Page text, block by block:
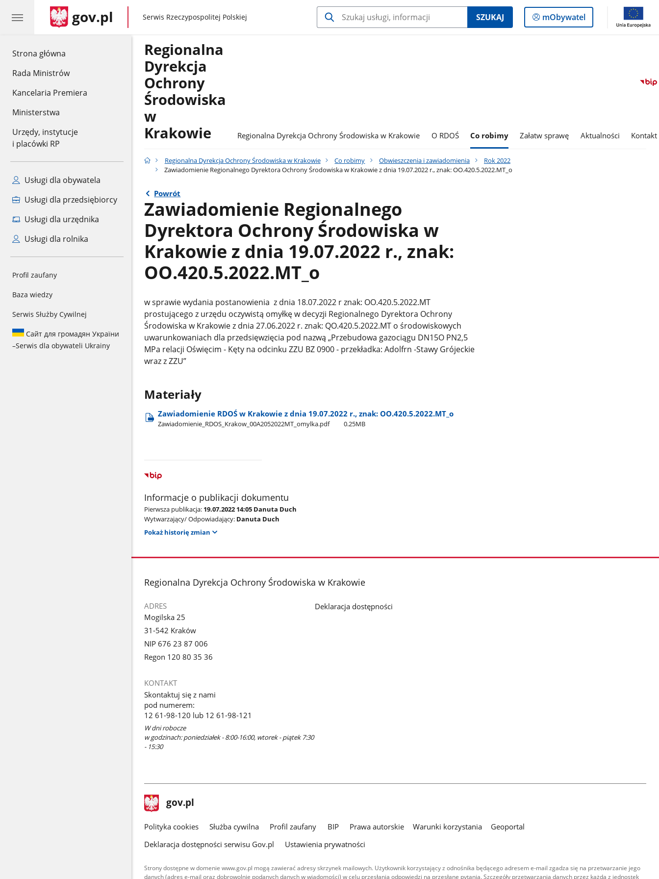
Strona główna
Rada Ministrów
Kancelaria Premiera
Ministerstwa
Urzędy, instytucje
i placówki RP
Usługi dla obywatela
Usługi dla przedsiębiorcy
Usługi dla urzędnika
Usługi dla rolnika
Profil zaufany
Baza wiedzy
Serwis Służby Cywilnej
Сайт для громадян України
–Serwis dla obywateli Ukrainy
gov.pl gov.pl
Serwis Rzeczypospolitej Polskiej SZUKAJ
Logowanie
do
mObywatel
Regionalna
Dyrekcja
Ochrony
Środowiska
w
Krakowie
Regionalna Dyrekcja Ochrony Środowiska w Krakowie O RDOŚ Co robimy Załatw sprawę Aktualności Kontakt
Regionalna Dyrekcja Ochrony Środowiska w Krakowie Co robimy Obwieszczenia i zawiadomienia
Rok 2022
Zawiadomienie Regionalnego Dyrektora Ochrony Środowiska w Krakowie z dnia 19.07.2022 r., znak: OO.420.5.2022.MT_o
Powrót
Zawiadomienie Regionalnego
Dyrektora Ochrony Środowiska w
Krakowie z dnia 19.07.2022 r., znak:
OO.420.5.2022.MT_o
w sprawie wydania postanowienia z dnia 18.07.2022 rznak: OO.420.5.2022.MT
prostującego z urzędu oczywistą omyłkę w decyzji Regionalnego Dyrektora Ochrony
Środowiska w Krakowie z dnia 27.06.2022 r. znak: QO.420.5.2022.MT o środowiskowych
uwarunkowaniach dla przedsięwzięcia pod nazwą „Przebudowa gazociągu DN15O PN2,5
MPa relacji Oświęcim - Kęty na odcinku ZZU BZ 0900 - przekładka: Adolfrn -Stawy Grójeckie
wraz z ZZU”
Materiały
Zawiadomienie RDOŚ w Krakowie z dnia 19.07.2022 r., znak: OO.420.5.2022.MT​_o
Zawiadomienie​_RDOS​_Krakow​_00A2052022MT​_omylka.pdf 0.25MB
Informacje o publikacji dokumentu
Pierwsza publikacja: 19.07.2022 14:05 Danuta Duch
Wytwarzający/ Odpowiadający: Danuta Duch
Pokaż historię zmian
stopka
Regionalna Dyrekcja Ochrony Środowiska w Krakowie
ADRES
Mogilska 25
31-542 Kraków
NIP 676 23 87 006
Regon 120 80 35 36
KONTAKT
Skontaktuj się z nami
pod numerem:
12 61-98-120 lub 12 61-98-121
W dni robocze
w godzinach: poniedziałek - 8:00-16:00, wtorek - piątek 7:30
- 15:30
Deklaracja dostępności
stopka
gov.pl Strona
gov.pl
gov.pl
Polityka cookies Służba cywilna Profil zaufany BIP Prawa autorskie Warunki korzystania
Geoportal
Deklaracja dostępności serwisu Gov.pl
Ustawienia prywatności
Strony dostępne w domenie www.gov.pl mogą zawierać adresy skrzynek mailowych. Użytkownik korzystający z odnośnika będącego adresem e-mail zgadza się na przetwarzanie jego
danych (adres e-mail oraz dobrowolnie podanych danych w wiadomości) w celu przesłania odpowiedzi na przesłane pytania. Szczegóły przetwarzania danych przez każdą z jednostek